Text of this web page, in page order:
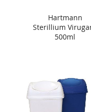
Hartmann
Sterillium
500ml